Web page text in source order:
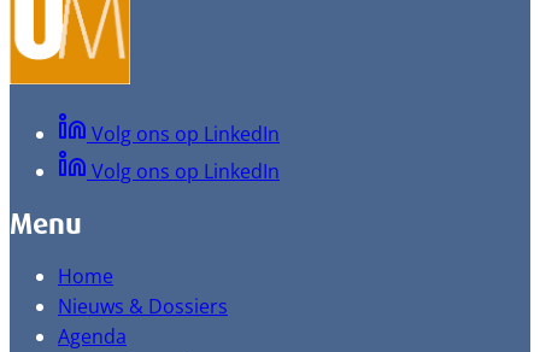
Volg ons op LinkedIn
Volg ons op LinkedIn
Menu
Home
Nieuws & Dossiers
Agenda